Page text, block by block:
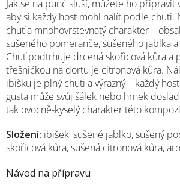
Jak se na punč sluší, můžete ho připravit
aby si každý host mohl nalít podle chuti.
chuť a mnohovrstevnatý charakter –
sušeného pomeranče, sušeného jablka
Chuť podtrhuje drcená skořicová kůra a
třešničkou na dortu je citronová kůra.
ibišku je plný chuti a výrazný – každý
gusta může svůj šálek nebo hrnek
tak ovocně-kyselý charakter této
Složení: ibišek, sušené jablko, sušený
skořicová kůra, sušená citronová kůra,
Návod na přípravu